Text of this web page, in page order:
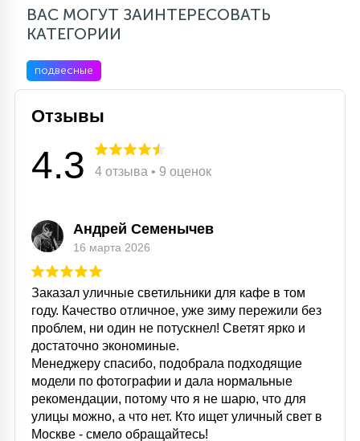
ВАС МОГУТ ЗАИНТЕРЕСОВАТЬ
КАТЕГОРИИ
подвесные
Отзывы
4.3 4 отзыва • 9 оценок
Андрей Семенычев
16 марта 2026
Заказал уличные светильники для кафе в том
году. Качество отличное, уже зиму пережили без
проблем, ни один не потускнел! Светят ярко и
достаточно экономиные.
Менеджеру спасибо, подобрала подходящие
модели по фотографии и дала нормальные
рекомендации, потому что я не шарю, что для
улицы можно, а что нет. Кто ищет уличный свет в
Москве - смело обращайтесь!